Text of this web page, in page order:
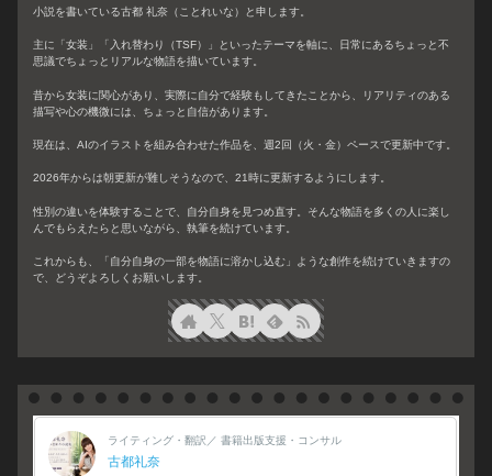
小説を書いている古都 礼奈（ことれいな）と申します。
主に「女装」「入れ替わり（TSF）」といったテーマを軸に、日常にあるちょっと不
思議でちょっとリアルな物語を描いています。
昔から女装に関心があり、実際に自分で経験もしてきたことから、リアリティのある
描写や心の機微には、ちょっと自信があります。
現在は、AIのイラストを組み合わせた作品を、週2回（火・金）ペースで更新中です。
2026年からは朝更新が難しそうなので、21時に更新するようにします。
性別の違いを体験することで、自分自身を見つめ直す。そんな物語を多くの人に楽し
んでもらえたらと思いながら、執筆を続けています。
これからも、「自分自身の一部を物語に溶かし込む」ような創作を続けていきますの
で、どうぞよろしくお願いします。